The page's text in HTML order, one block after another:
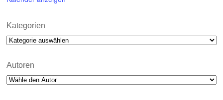
Kategorien
Kategorien
Autoren